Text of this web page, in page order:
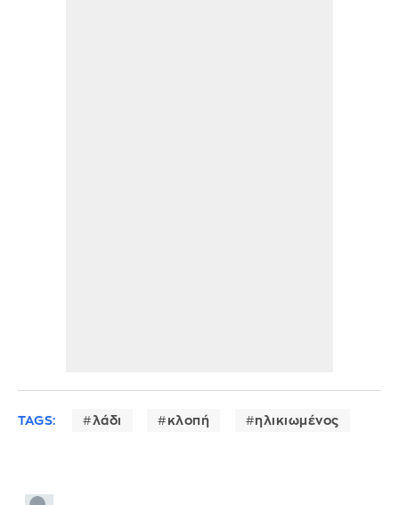
TAGS: λάδι κλοπή ηλικιωμένος